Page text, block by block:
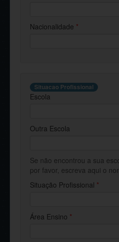
Nacionalidade *
Situacao Profissional
Escola
Outra Escola
Se não encontrou a sua
por favor, escreva aqui o
Situação Profissional *
Área Ensino *